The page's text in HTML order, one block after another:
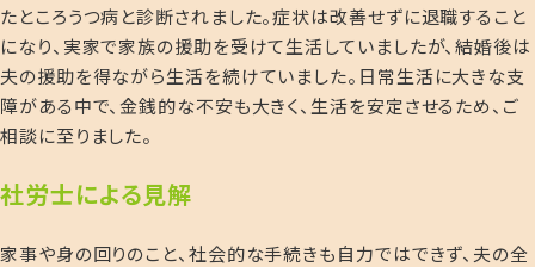
たところうつ病と診断されました。症状は改善せずに退職すること
になり、実家で家族の援助を受けて生活していましたが、結婚後は
夫の援助を得ながら生活を続けていました。日常生活に大きな支
障がある中で、金銭的な不安も大きく、生活を安定させるため、ご
相談に至りました。
社労士による見解
家事や身の回りのこと、社会的な手続きも自力ではできず、夫の全